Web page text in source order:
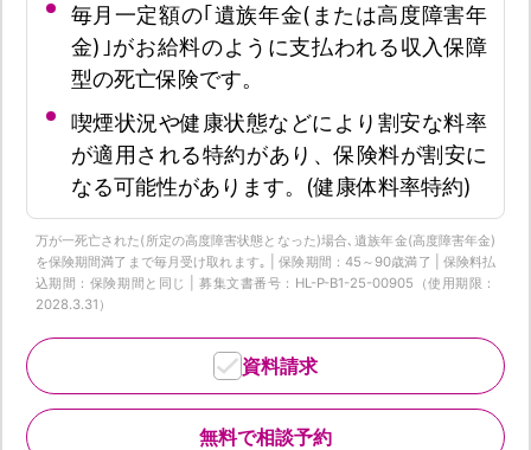
毎月一定額の｢遺族年金(または高度障害年
金)｣がお給料のように支払われる収入保障
型の死亡保険です。
喫煙状況や健康状態などにより割安な料率
が適用される特約があり、保険料が割安に
なる可能性があります。(健康体料率特約)
万が一死亡された(所定の高度障害状態となった)場合､遺族年金(高度障害年金)
を保険期間満了まで毎月受け取れます｡ | 保険期間：45～90歳満了 | 保険料払
込期間：保険期間と同じ | 募集文書番号：HL-P-B1-25-00905（使用期限：
2028.3.31）
無料で相談予約
資料請求